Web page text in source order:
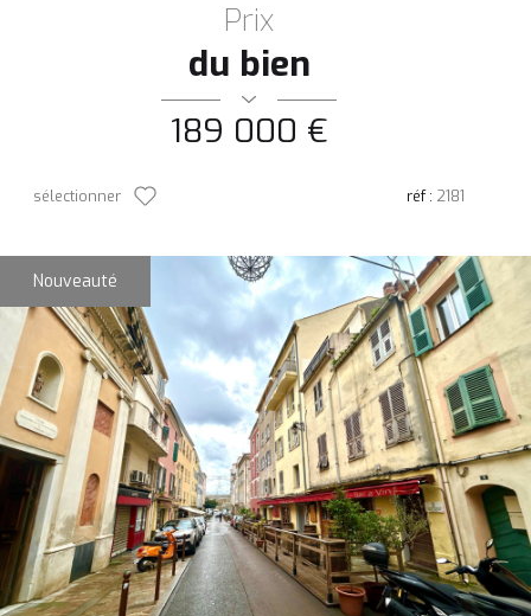
Prix
du bien
189 000 €
sélectionner réf : 2181
Nouveauté